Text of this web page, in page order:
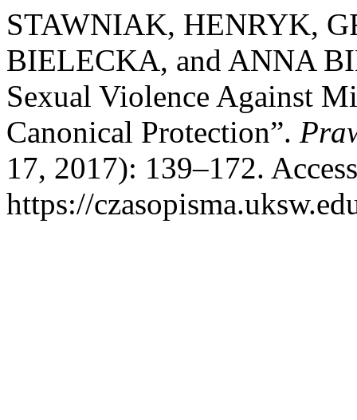
STAWNIAK, HENRYK,
BIELECKA, and ANNA
Sexual Violence Against
Canonical Protection”.
17, 2017): 139–172.
https://